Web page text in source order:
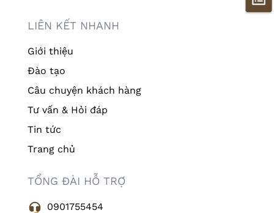
LIÊN KẾT NHANH
Giới thiệu
Đào tạo
Câu chuyện khách hàng
Tư vấn & Hỏi đáp
Tin tức
Trang chủ
TỔNG ĐÀI HỖ TRỢ
0901755454